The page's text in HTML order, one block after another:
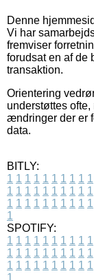
Denne
Vi har
fremviser
forudsat en af de
transaktion.
Orientering
understøttes
ændringer der er
data.
BITLY:
1 1 1 1 1 1 1 1 1 1
1 1 1 1 1 1 1 1 1 1
1 1 1 1 1 1 1 1 1 1
1
SPOTIFY:
1 1 1 1 1 1 1 1 1 1
1 1 1 1 1 1 1 1 1 1
1 1 1 1 1 1 1 1 1 1
1